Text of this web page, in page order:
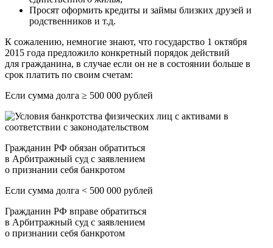
Просят оформить кредиты и займы близких друзей и
родственников и т.д.
К сожалению, немногие знают, что государство 1 октября
2015 года предложило конкретный порядок действий
для гражданина, в случае если он не в состоянии больше в
срок платить по своим счетам:
Если сумма долга ≥ 500 000 рублей
Гражданин РФ обязан обратиться
в Арбитражный суд с заявлением
о признании себя банкротом
Если сумма долга < 500 000 рублей
Гражданин РФ вправе обратиться
в Арбитражный суд с заявлением
о признании себя банкротом